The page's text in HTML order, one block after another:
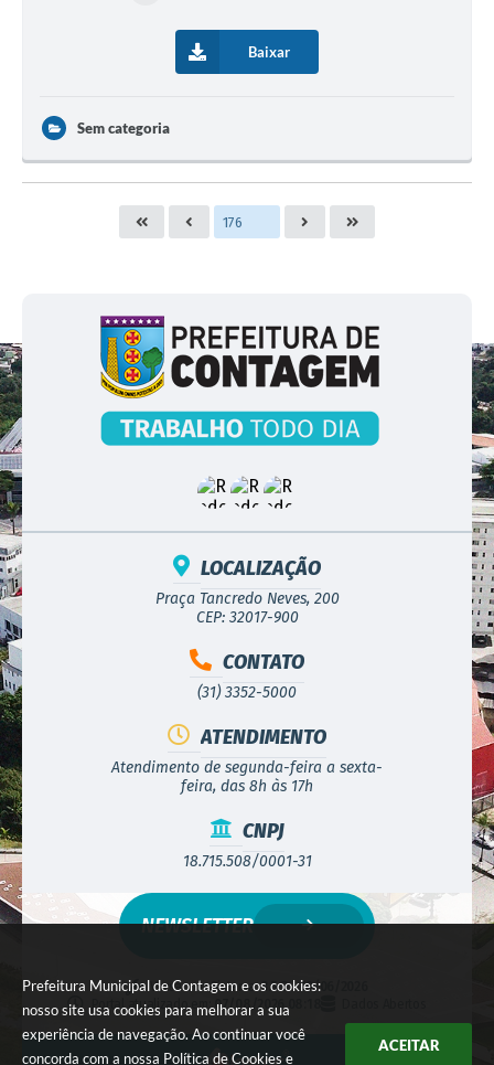
Prefeitura Municipal de Contagem e os cookies:
nosso site usa cookies para melhorar a sua
experiência de navegação. Ao continuar você
concorda com a nossa Política de Cookies e
ACEITAR
Baixar
Sem categoria
LOCALIZAÇÃO
Praça Tancredo Neves, 200
CEP: 32017-900
CONTATO
(31) 3352-5000
ATENDIMENTO
Atendimento de segunda-feira a sexta-
feira, das 8h às 17h
CNPJ
18.715.508/0001-31
Versão do Sistema:3.5.3 - 19/06/2026
Portal atualizado em:
07/08/2026 08:18
NEWSLETTER